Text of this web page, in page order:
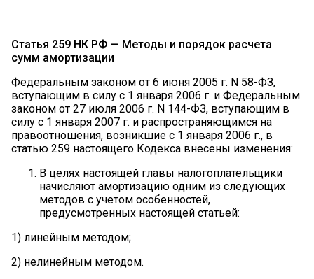
Статья 259 НК РФ — Методы и порядок расчета
сумм амортизации
Федеральным законом от 6 июня 2005 г. N 58-ФЗ,
вступающим в силу с 1 января 2006 г. и Федеральным
законом от 27 июля 2006 г. N 144-ФЗ, вступающим в
силу с 1 января 2007 г. и распространяющимся на
правоотношения, возникшие с 1 января 2006 г., в
статью 259 настоящего Кодекса внесены изменения:
В целях настоящей главы налогоплательщики
начисляют амортизацию одним из следующих
методов с учетом особенностей,
предусмотренных настоящей статьей:
1) линейным методом;
2) нелинейным методом.